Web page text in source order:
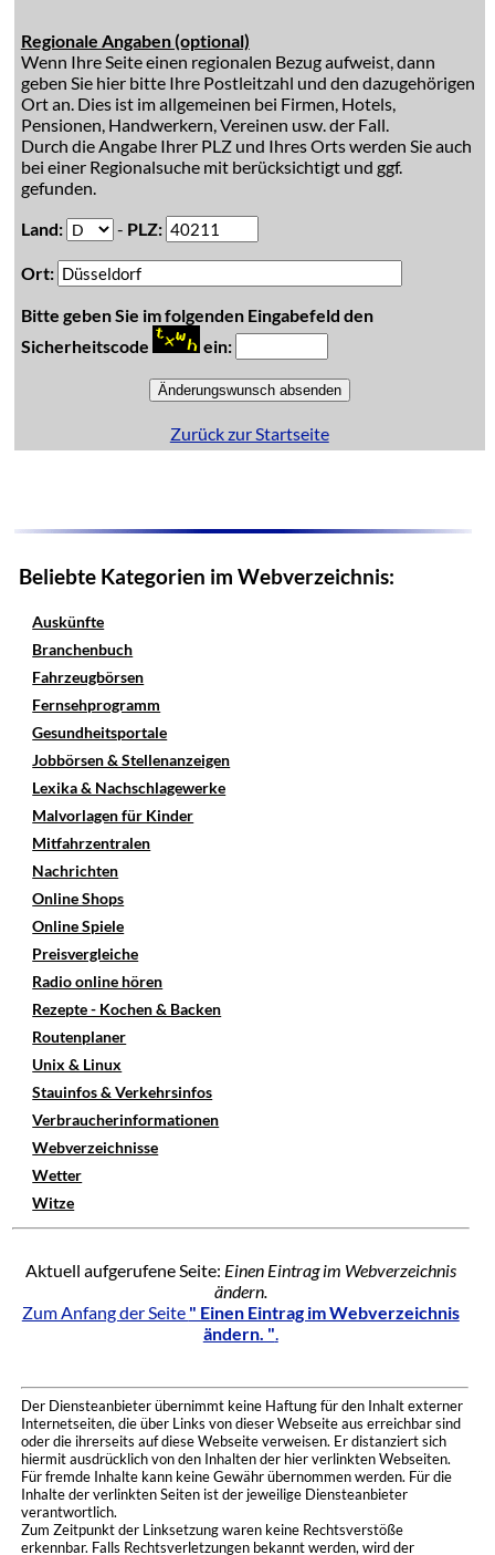
Regionale Angaben (optional)
Wenn Ihre Seite einen regionalen Bezug aufweist, dann
geben Sie hier bitte Ihre Postleitzahl und den dazugehörigen
Ort an. Dies ist im allgemeinen bei Firmen, Hotels,
Pensionen, Handwerkern, Vereinen usw. der Fall.
Durch die Angabe Ihrer PLZ und Ihres Orts werden Sie auch
bei einer Regionalsuche mit berücksichtigt und ggf.
gefunden.
Land:
- PLZ:
Ort:
Bitte geben Sie im folgenden Eingabefeld den
Sicherheitscode
ein:
Zurück zur Startseite
Beliebte Kategorien im Webverzeichnis:
Auskünfte
Branchenbuch
Fahrzeugbörsen
Fernsehprogramm
Gesundheitsportale
Jobbörsen & Stellenanzeigen
Lexika & Nachschlagewerke
Malvorlagen für Kinder
Mitfahrzentralen
Nachrichten
Online Shops
Online Spiele
Preisvergleiche
Radio online hören
Rezepte - Kochen & Backen
Routenplaner
Unix & Linux
Stauinfos & Verkehrsinfos
Verbraucherinformationen
Webverzeichnisse
Wetter
Witze
Aktuell aufgerufene Seite: Einen Eintrag im Webverzeichnis
ändern.
Zum Anfang der Seite " Einen Eintrag im Webverzeichnis
ändern. ".
Der Diensteanbieter übernimmt keine Haftung für den Inhalt externer
Internetseiten, die über Links von dieser Webseite aus erreichbar sind
oder die ihrerseits auf diese Webseite verweisen. Er distanziert sich
hiermit ausdrücklich von den Inhalten der hier verlinkten Webseiten.
Für fremde Inhalte kann keine Gewähr übernommen werden. Für die
Inhalte der verlinkten Seiten ist der jeweilige Diensteanbieter
verantwortlich.
Zum Zeitpunkt der Linksetzung waren keine Rechtsverstöße
erkennbar. Falls Rechtsverletzungen bekannt werden, wird der